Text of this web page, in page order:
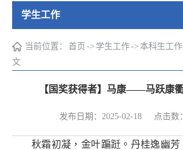
学生工作
当前位置： 首页 -> 学生工作-> 本科生工作
文
【国奖获得者】马康——马跃康
发布日期：2025-02-18 点击数：
秋霜初凝，金叶蹁跹。丹桂逸幽